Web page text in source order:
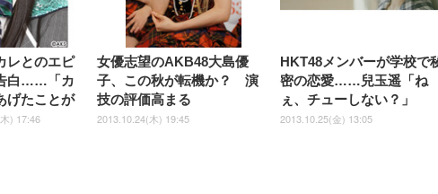
しゃれ パソコンチェア (ブラ
ック)
ゃれ パソコンチェア (ホワイ
ト)
レとのエピ
白……「カ
げたことが
) 17:46
女優志望のAKB48大島優
子、この秋が転機か？ 演
技の評価高まる
2013.10.24(木) 19:45
HKT48メンバーが学校で
密の恋愛……兒玉遥「ね
ぇ、チューしない？」
2013.10.25(金) 13:05